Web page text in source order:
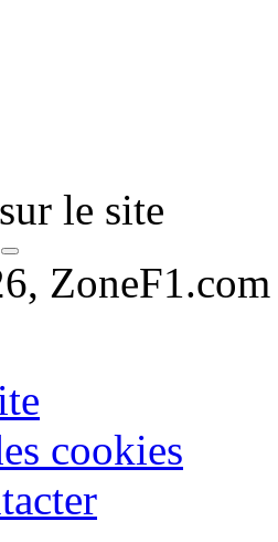
le site
ZoneF1.com
cookies